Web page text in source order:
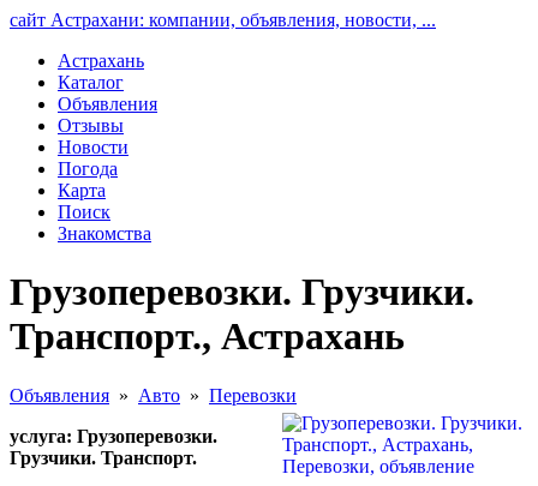
сайт Астрахани: компании, объявления, новости, ...
Астрахань
Каталог
Объявления
Отзывы
Новости
Погода
Карта
Поиск
Знакомства
Грузоперевозки. Грузчики.
Транспорт., Астрахань
Объявления » Авто » Перевозки
услуга: Грузоперевозки.
Грузчики. Транспорт.